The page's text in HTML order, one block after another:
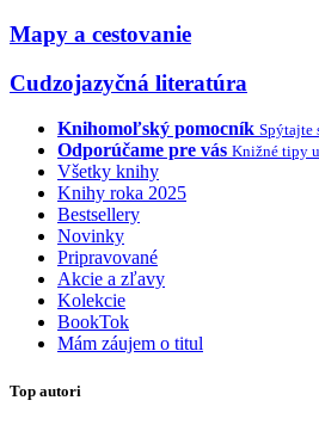
Mapy a cestovanie
Cudzojazyčná literatúra
Knihomoľský pomocník Spýtajte
Odporúčame pre vás Knižné tipy
Všetky knihy
Knihy roka 2025
Bestsellery
Novinky
Pripravované
Akcie a zľavy
Kolekcie
BookTok
Mám záujem o titul
Top autori